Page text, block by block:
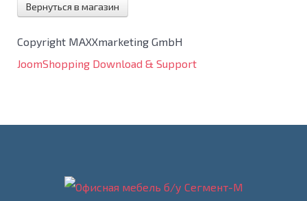
Вернуться в магазин
Copyright MAXXmarketing GmbH
JoomShopping Download & Support